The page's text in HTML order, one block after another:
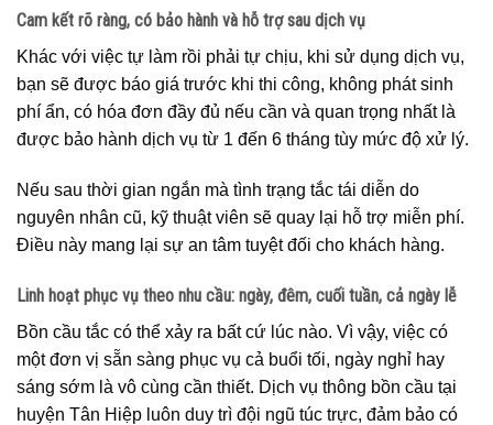
Cam kết rõ ràng, có bảo hành và hỗ trợ sau dịch vụ
Khác với việc tự làm rồi phải tự chịu, khi sử dụng dịch vụ,
bạn sẽ được báo giá trước khi thi công, không phát sinh
phí ẩn, có hóa đơn đầy đủ nếu cần và quan trọng nhất là
được bảo hành dịch vụ từ 1 đến 6 tháng tùy mức độ xử lý.
Nếu sau thời gian ngắn mà tình trạng tắc tái diễn do
nguyên nhân cũ, kỹ thuật viên sẽ quay lại hỗ trợ miễn phí.
Điều này mang lại sự an tâm tuyệt đối cho khách hàng.
Linh hoạt phục vụ theo nhu cầu: ngày, đêm, cuối tuần, cả ngày lễ
Bồn cầu tắc có thể xảy ra bất cứ lúc nào. Vì vậy, việc có
một đơn vị sẵn sàng phục vụ cả buổi tối, ngày nghỉ hay
sáng sớm là vô cùng cần thiết. Dịch vụ thông bồn cầu tại
huyện Tân Hiệp luôn duy trì đội ngũ túc trực, đảm bảo có